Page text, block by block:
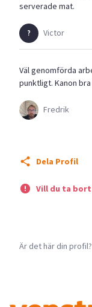
serverade mat.
Victor
Väl genomförda
punktligt. Kanon
Fredrik
Dela Profil
Vill du ta
Är det här din